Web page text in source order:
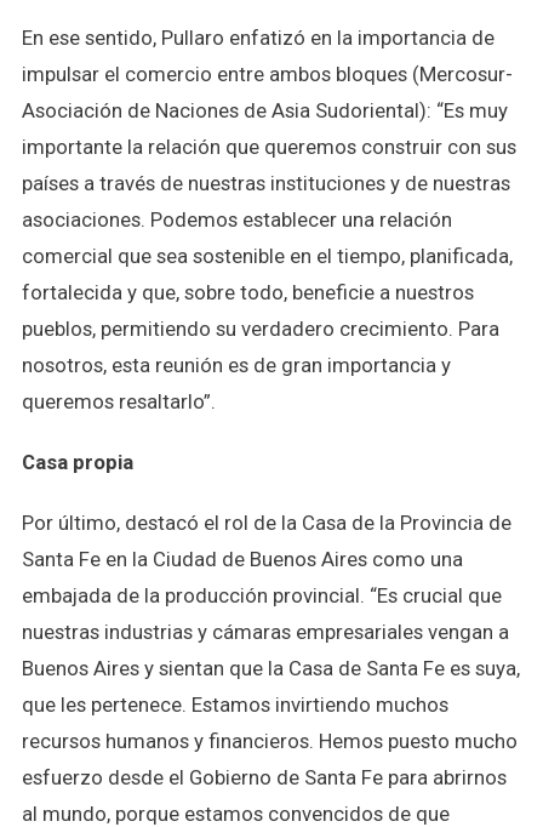
En ese sentido, Pullaro enfatizó en la importancia de
impulsar el comercio entre ambos bloques (Mercosur-
Asociación de Naciones de Asia Sudoriental): “Es muy
importante la relación que queremos construir con sus
países a través de nuestras instituciones y de nuestras
asociaciones. Podemos establecer una relación
comercial que sea sostenible en el tiempo, planificada,
fortalecida y que, sobre todo, beneficie a nuestros
pueblos, permitiendo su verdadero crecimiento. Para
nosotros, esta reunión es de gran importancia y
queremos resaltarlo”.
Casa propia
Por último, destacó el rol de la Casa de la Provincia de
Santa Fe en la Ciudad de Buenos Aires como una
embajada de la producción provincial. “Es crucial que
nuestras industrias y cámaras empresariales vengan a
Buenos Aires y sientan que la Casa de Santa Fe es suya,
que les pertenece. Estamos invirtiendo muchos
recursos humanos y financieros. Hemos puesto mucho
esfuerzo desde el Gobierno de Santa Fe para abrirnos
al mundo, porque estamos convencidos de que